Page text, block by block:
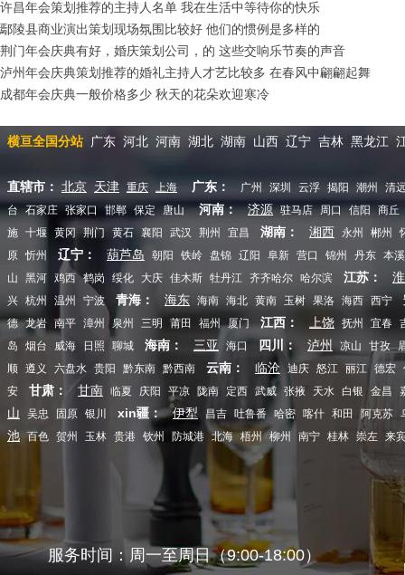
许昌年会策划推荐的主持人名单 我在生活中等待你的快乐
鄢陵县商业演出策划现场氛围比较好 他们的惯例是多样的
荆门年会庆典有好，婚庆策划公司，的 这些交响乐节奏的声音
泸州年会庆典策划推荐的婚礼主持人才艺比较多 在春风中翩翩起舞
成都年会庆典一般价格多少 秋天的花朵欢迎寒冷
横亘全国分站 广东 河北 河南 湖北 湖南 山西 辽宁 吉林 黑龙江
直辖市： 北京 天津 重庆 上海 广东： 广州 深圳 云浮 揭阳 潮州
清
台 石家庄 张家口 邯郸 保定 唐山 河南： 济源 驻马店 周口 信阳 商丘
施 十堰 黄冈 荆门 黄石 襄阳 武汉 荆州 宜昌 湖南： 湘西 永州 郴州
原 忻州 辽宁： 葫芦岛 朝阳 铁岭 盘锦 辽阳 阜新 营口 锦州 丹东 本溪
山
黑河 鸡西 鹤岗 绥化 大庆 佳木斯 牡丹江 齐齐哈尔 哈尔滨 江苏：
兴 杭州 温州 宁波 青海： 海东 海南 海北 黄南 玉树 果洛 海西 西宁
德 龙岩 南平 漳州 泉州 三明 莆田 福州 厦门 江西： 上饶 抚州 宜春
岛
烟台 威海 日照 聊城 海南： 三亚 海口 四川： 泸州 凉山 甘孜
顺 遵义 六盘水 贵阳 黔东南 黔西南 云南： 临沧 迪庆 怒江 丽江 德宏
安
甘肃： 甘南 临夏 庆阳 平凉 陇南 定西 武威 张掖 天水 白银 金昌
山 吴忠 固原 银川 xin疆： 伊犁 昌吉 吐鲁番 哈密 喀什 和田 阿克苏
池 百色 贺州 玉林 贵港 钦州 防城港 北海 梧州 柳州 南宁 桂林 崇左 来
服务时间：周一至周日（9:00-18:00）